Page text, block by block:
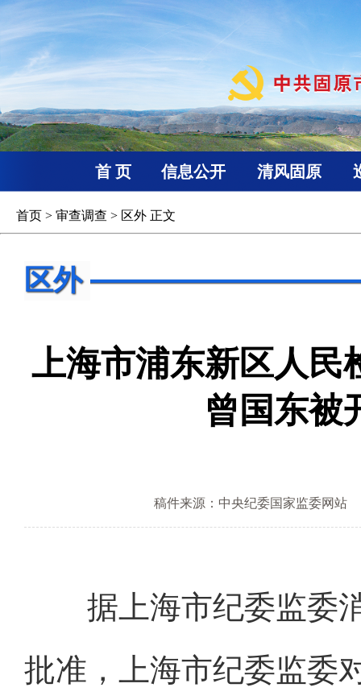
首 页 信息公开 清风固原
首页 > 审查调查 > 区外 正文
区外
上海市浦东新区人民
曾国东被
稿件来源：中央纪委国家监委网站
据上海市纪委监委消
批准，上海市纪委监委